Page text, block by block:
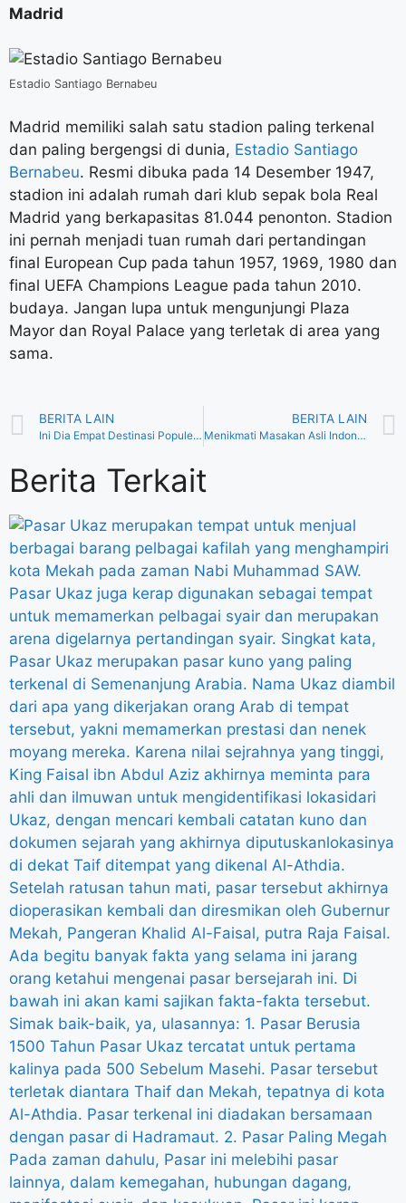
Madrid
Estadio Santiago Bernabeu
Madrid memiliki salah satu stadion paling terkenal
dan paling bergengsi di dunia, Estadio Santiago
Bernabeu. Resmi dibuka pada 14 Desember 1947,
stadion ini adalah rumah dari klub sepak bola Real
Madrid yang berkapasitas 81.044 penonton. Stadion
ini pernah menjadi tuan rumah dari pertandingan
final European Cup pada tahun 1957, 1969, 1980 dan
final UEFA Champions League pada tahun 2010.
budaya. Jangan lupa untuk mengunjungi Plaza
Mayor dan Royal Palace yang terletak di area yang
sama.
BERITA LAIN
Ini Dia Empat Destinasi Populer Swiss yang Harus Kamu Kunjungi
BERITA LAIN
Menikmati Masakan Asli Indonesia di Tanah Suci bersama Nooha Cathering Madinah
Berita Terkait